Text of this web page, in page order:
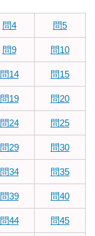
問4 問5
問9 問10
問14 問15
問19 問20
問24 問25
問29 問30
問34 問35
問39 問40
問44 問45